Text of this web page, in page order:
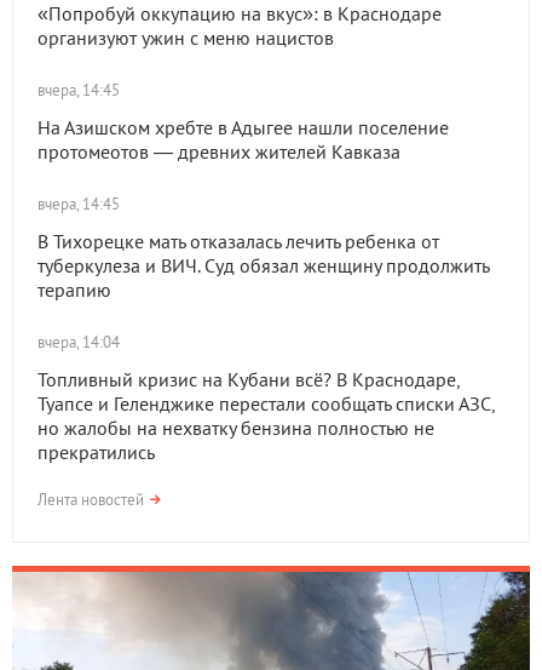
«Попробуй оккупацию на вкус»: в Краснодаре
организуют ужин с меню нацистов
вчера, 14:45
На Азишском хребте в Адыгее нашли поселение
протомеотов — древних жителей Кавказа
вчера, 14:45
В Тихорецке мать отказалась лечить ребенка от
туберкулеза и ВИЧ. Суд обязал женщину продолжить
терапию
вчера, 14:04
Топливный кризис на Кубани всё? В Краснодаре,
Туапсе и Геленджике перестали сообщать списки АЗС,
но жалобы на нехватку бензина полностью не
прекратились
Лента новостей